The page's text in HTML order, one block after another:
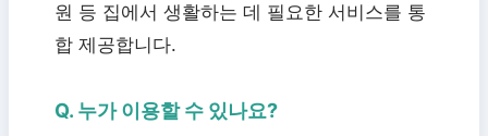
원 등 집에서 생활하는 데 필요한 서비스를 통
합 제공합니다.
Q. 누가 이용할 수 있나요?